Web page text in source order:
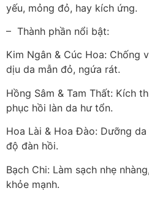
yếu, mỏng đỏ, hay kích ứng.
– Thành phần nổi bật:
Kim Ngân & Cúc Hoa: Chống
dịu da mẫn đỏ, ngứa rát.
Hồng Sâm & Tam Thất: Kích
phục hồi làn da hư tổn.
Hoa Lài & Hoa Đào: Dưỡng
độ đàn hồi.
Bạch Chi: Làm sạch nhẹ
khỏe mạnh.